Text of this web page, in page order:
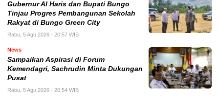
​Gubernur Al Haris dan Bupati Bungo
Tinjau Progres Pembangunan Sekolah
Rakyat di Bungo Green City
Rabu, 5 Agu 2026 - 20:57 WIB
News
Sampaikan Aspirasi di Forum
Kemendagri, Sachrudin Minta Dukungan
Pusat
Rabu, 5 Agu 2026 - 20:54 WIB